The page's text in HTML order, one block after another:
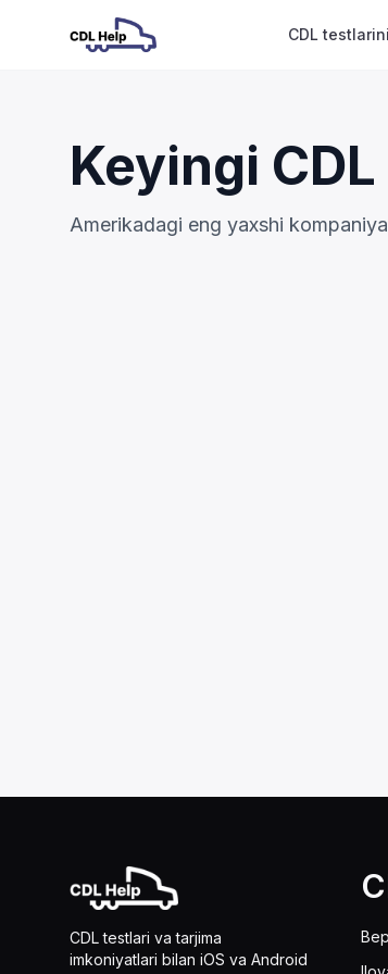
CDL
Keyingi
Amerikadagi eng yaxshi
CDL testlari va tarjima
imkoniyatlari bilan iOS va Android